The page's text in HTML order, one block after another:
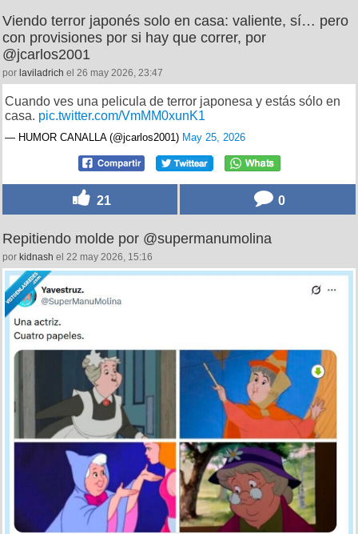
Viendo terror japonés solo en casa: valiente, sí… pero
con provisiones por si hay que correr, por
@jcarlos2001
por laviladrich el 26 may 2026, 23:47
Cuando ves una pelicula de terror japonesa y estás sólo en
casa. pic.twitter.com/VmMM0xunK1
— HUMOR CANALLA (@jcarlos2001) May 25, 2026
21 0
Repitiendo molde por @supermanumolina
por kidnash el 22 may 2026, 15:16